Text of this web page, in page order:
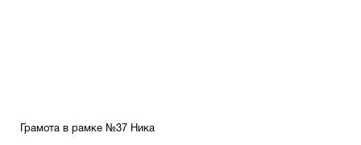
Грамота в рамке №37 Ника